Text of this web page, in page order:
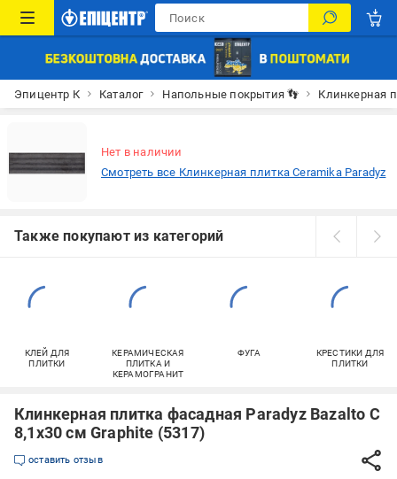
Эпицентр К Каталог Напольные покрытия 👣 Клинкерная
Нет в наличии
Смотреть все Клинкерная плитка Ceramika Paradyz
Также покупают из категорий
КЛЕЙ ДЛЯ
ПЛИТКИ
КЕРАМИЧЕСКАЯ
ПЛИТКА И
КЕРАМОГРАНИТ
ФУГА
КРЕСТИКИ ДЛЯ
ПЛИТКИ
Клинкерная плитка фасадная Paradyz Bazalto C
8,1x30 см Graphite (5317)
оставить отзыв